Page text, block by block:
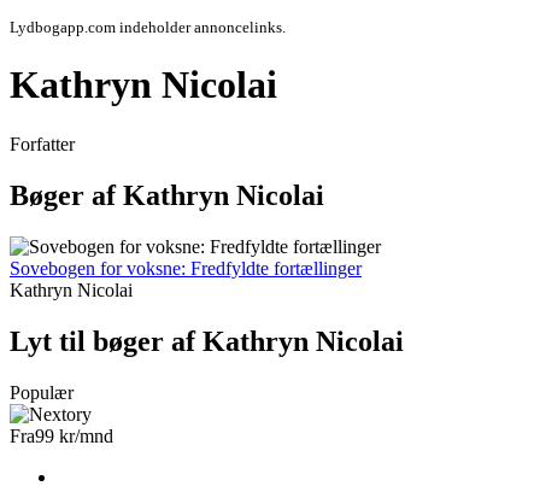
Lydbogapp.com indeholder annoncelinks.
Kathryn Nicolai
Forfatter
Bøger af Kathryn Nicolai
Sovebogen for voksne: Fredfyldte fortællinger
Kathryn Nicolai
Lyt til bøger af Kathryn Nicolai
Populær
Fra99 kr/mnd